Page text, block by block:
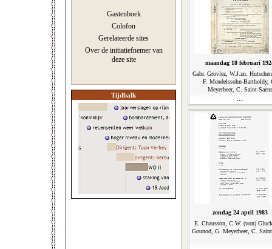
Gastenboek
Colofon
Gerelateerde sites
Over de initiatiefnemer van
deze site
Tijdbalk
maandag 18 februari
Gabr. Grovlez, W.J.zn.
F. Mendelssohn-Bartholdy,
Meyerbeer, C. Saint-Saens
zondag 24 april 1983
E. Chausson, C.W. (von)
Gounod, G. Meyerbeer, C.